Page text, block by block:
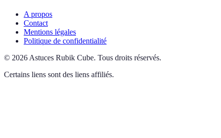
A propos
Contact
Mentions légales
Politique de confidentialité
© 2026Astuces Rubik Cube. Tous droits réservés.
Certains liens sont des liens affiliés.